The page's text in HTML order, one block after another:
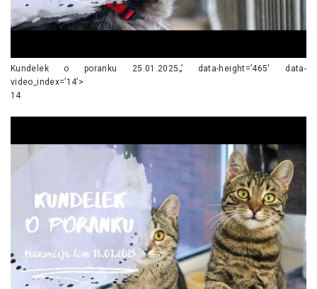
Kundelek o poranku 25.01.2025„’ data-height=’465′ data-
video_index=’14’>
14